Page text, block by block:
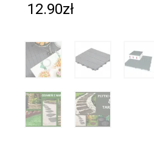
12.90zł